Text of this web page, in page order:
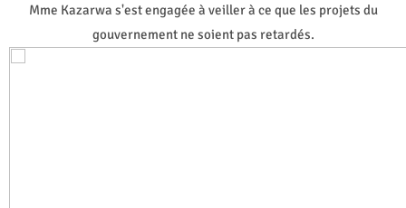
Mme Kazarwa s'est engagée à veiller à ce que les projets du
gouvernement ne soient pas retardés.